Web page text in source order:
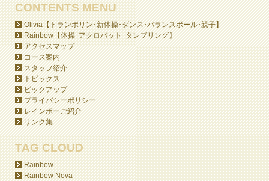
CONTENTS MENU
Olivia【トランポリン･新体操･ダンス･バランスボール･親子】
Rainbow【体操･アクロバット･タンブリング】
アクセスマップ
コース案内
スタッフ紹介
トピックス
ピックアップ
プライバシーポリシー
レインボーご紹介
リンク集
TAG CLOUD
Rainbow
Rainbow Nova